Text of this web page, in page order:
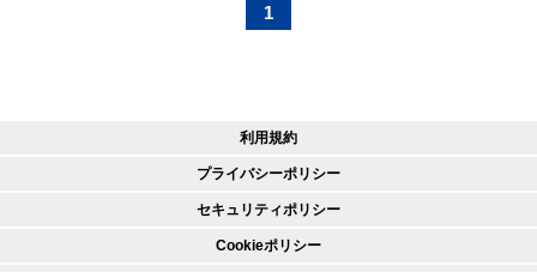
1
利用規約
プライバシーポリシー
セキュリティポリシー
Cookieポリシー